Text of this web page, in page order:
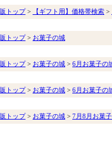
トップ> 【ギフト用】価格帯検索 >
トップ> お菓子の城
トップ> お菓子の城 > 6月お菓子の
トップ> お菓子の城 > 6月お菓子の
トップ> お菓子の城 > 7月8月お菓